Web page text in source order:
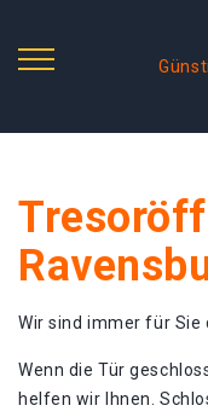
Wir sind immer für Sie
Wenn die Tür
helfen wir Ihnen.